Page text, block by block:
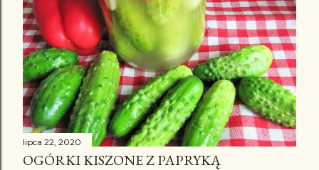
lipca 22, 2020
OGÓRKI KISZONE Z PAPRYKĄ